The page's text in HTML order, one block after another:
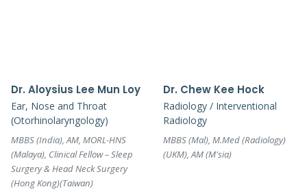
Dr. Aloysius Lee Mun Loy
Ear, Nose and Throat
(Otorhinolaryngology)
MBBS (India), AM, MORL-HNS
(Malaya), Clinical Fellow – Sleep
Surgery & Head Neck Surgery
(Hong Kong)(Taiwan)
Dr. Chew Kee Hock
Radiology / Interventional
Radiology
MBBS (Mal), M.Med (Radiology)
(UKM), AM (M'sia)